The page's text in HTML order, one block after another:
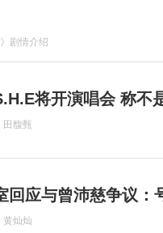
剧情介绍
将开演唱会 称不
田馥甄
回应与曾沛慈争议：
黄灿灿